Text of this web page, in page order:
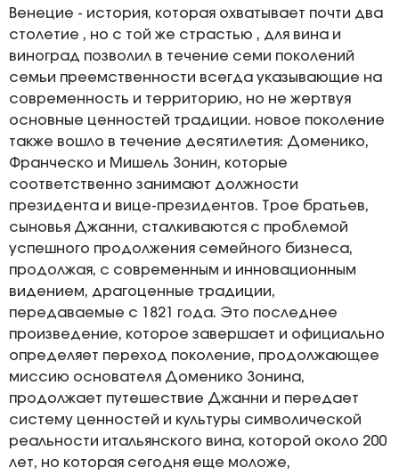
Венецие - история, которая охватывает почти два
столетие , но с той же страстью , для вина и
виноград позволил в течение семи поколений
семьи преемственности всегда указывающие на
современность и территорию, но не жертвуя
основные ценностей традиции. новое поколение
также вошло в течение десятилетия: Доменико,
Франческо и Мишель Зонин, которые
соответственно занимают должности
президента и вице-президентов. Трое братьев,
сыновья Джанни, сталкиваются с проблемой
успешного продолжения семейного бизнеса,
продолжая, с современным и инновационным
видением, драгоценные традиции,
передаваемые с 1821 года. Это последнее
произведение, которое завершает и официально
определяет переход поколение, продолжающее
миссию основателя Доменико Зонина,
продолжает путешествие Джанни и передает
систему ценностей и культуры символической
реальности итальянского вина, которой около 200
лет, но которая сегодня еще моложе,